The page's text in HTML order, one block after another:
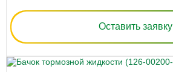
Оставить заявку